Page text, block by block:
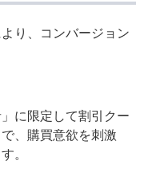
り、コンバージョン
に限定して割引クー
、購買意欲を刺激
。